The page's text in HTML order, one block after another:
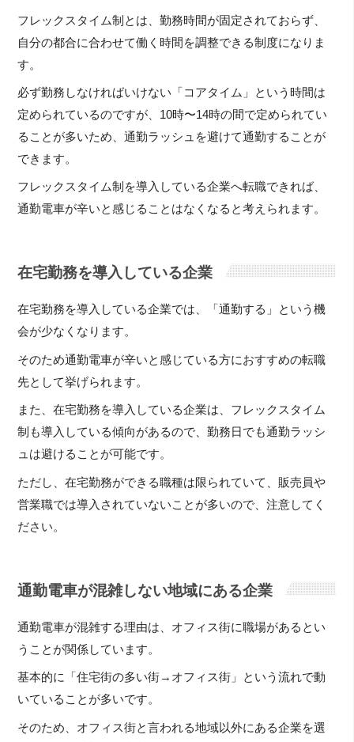
フレックスタイム制とは、勤務時間が固定されておらず、
自分の都合に合わせて働く時間を調整できる制度になりま
す。
必ず勤務しなければいけない「コアタイム」という時間は
定められているのですが、10時〜14時の間で定められてい
ることが多いため、通勤ラッシュを避けて通勤することが
できます。
フレックスタイム制を導入している企業へ転職できれば、
通勤電車が辛いと感じることはなくなると考えられます。
在宅勤務を導入している企業
在宅勤務を導入している企業では、「通勤する」という機
会が少なくなります。
そのため通勤電車が辛いと感じている方におすすめの転職
先として挙げられます。
また、在宅勤務を導入している企業は、フレックスタイム
制も導入している傾向があるので、勤務日でも通勤ラッシ
ュは避けることが可能です。
ただし、在宅勤務ができる職種は限られていて、販売員や
営業職では導入されていないことが多いので、注意してく
ださい。
通勤電車が混雑しない地域にある企業
通勤電車が混雑する理由は、オフィス街に職場があるとい
うことが関係しています。
基本的に「住宅街の多い街→オフィス街」という流れで動
いていることが多いです。
そのため、オフィス街と言われる地域以外にある企業を選